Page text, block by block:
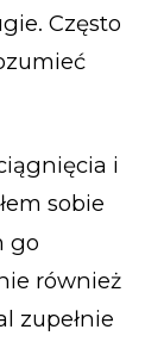
Często
i
sobie
go
również
zupełnie